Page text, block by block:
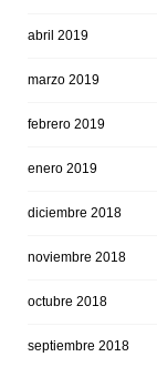
abril 2019
marzo 2019
febrero 2019
enero 2019
diciembre 2018
noviembre 2018
octubre 2018
septiembre 2018